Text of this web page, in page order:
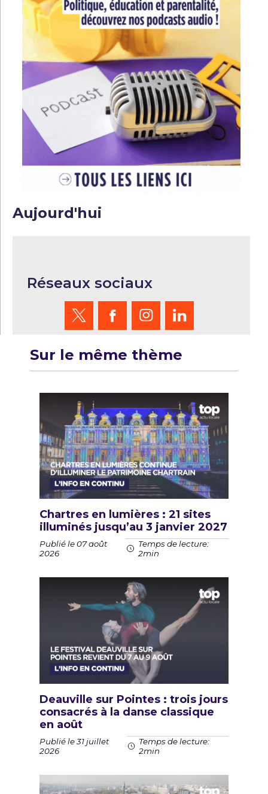
Aujourd'hui
Réseaux sociaux
Sur le même thème
Chartres en lumières : 21 sites
illuminés jusqu’au 3 janvier 2027
Publié le 07 août
2026
Temps de lecture:
2min
Deauville sur Pointes : trois jours
consacrés à la danse classique
en août
Publié le 31 juillet
2026
Temps de lecture:
2min